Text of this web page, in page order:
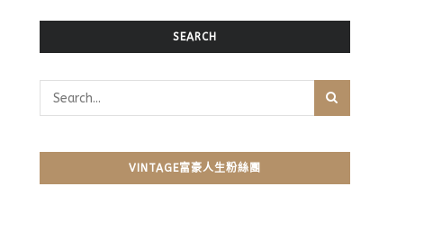
SEARCH
VINTAGE富豪人生粉絲團